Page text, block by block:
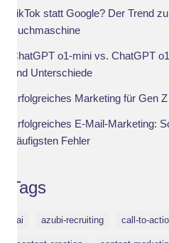
TikTok statt Google? Der Trend
Suchmaschine
ChatGPT o1-mini vs. ChatGPT
und Unterschiede
Erfolgreiches Marketing für Gen Z
Erfolgreiches E-Mail-Marketing:
häufigsten Fehler
Tags
ai azubi-recruiting call-to-